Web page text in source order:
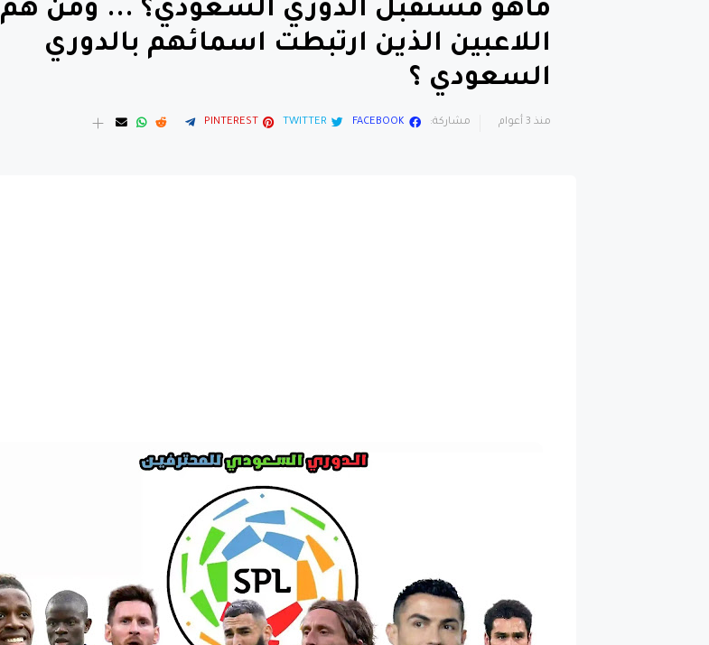
ماهو مستقبل الدوري السعودي؟ ... ومن هم
اللاعبين الذين ارتبطت اسمائهم بالدوري
السعودي ؟
منذ 3 أعوام مشاركة: FACEBOOK
TWITTER
PINTEREST